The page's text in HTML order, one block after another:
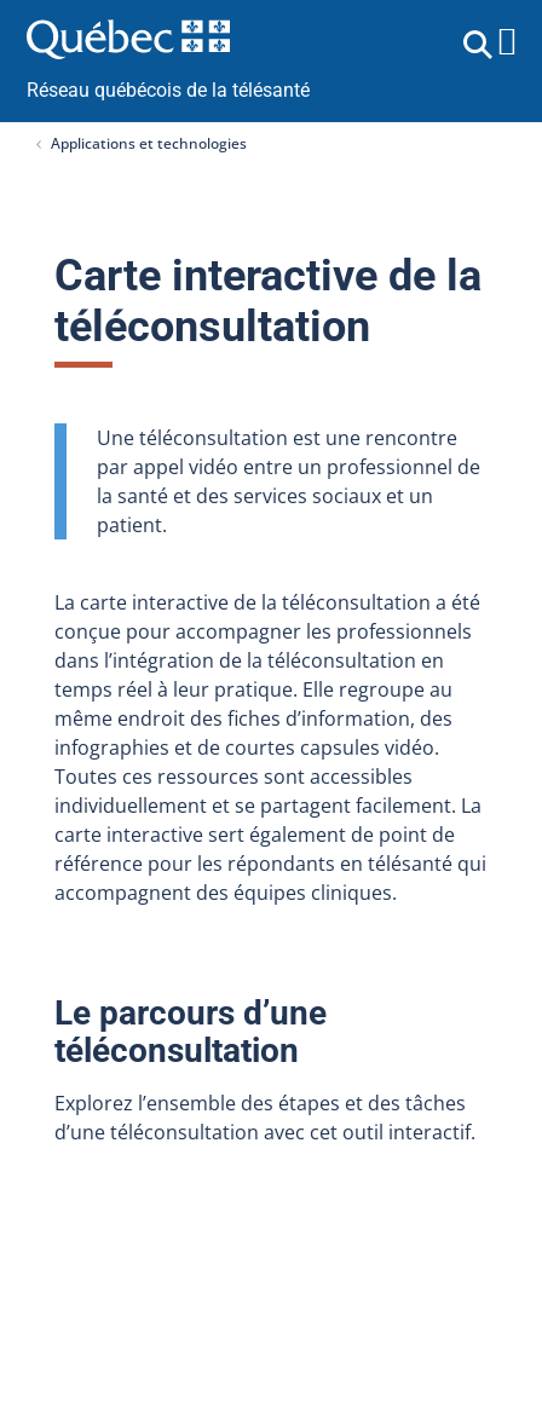
Réseau québécois de la télésanté
Applications et technologies
Carte interactive de la
téléconsultation
Une téléconsultation est une rencontre
par appel vidéo entre un professionnel de
la santé et des services sociaux et un
patient.
La carte interactive de la téléconsultation a été
conçue pour accompagner les professionnels
dans l’intégration de la téléconsultation en
temps réel à leur pratique. Elle regroupe au
même endroit des fiches d’information, des
infographies et de courtes capsules vidéo.
Toutes ces ressources sont accessibles
individuellement et se partagent facilement. La
carte interactive sert également de point de
référence pour les répondants en télésanté qui
accompagnent des équipes cliniques.
Le parcours d’une
téléconsultation
Explorez l’ensemble des étapes et des tâches
d’une téléconsultation avec cet outil interactif.